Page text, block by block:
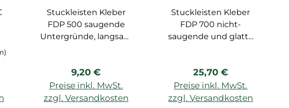
Stuckleisten Kleber
FDP 500 saugende
Untergründe, langsam
24 Std., für LUXXUS,
BASIXX, AXXENT, 310
ml, für Innenräume, für
Regulärer Preis:
9,20 €
Preise inkl. MwSt.
zzgl. Versandkosten
Kleber für
Feuchträume
Stuckleisten Kleber
FDP 700 nicht-
saugende und glatte
Außenarbeiten, für
Feuchträume, 290 ml,
besonders starker MS-
Regulärer Preis:
25,70 €
Preise inkl. MwSt.
zzgl. Versandkosten